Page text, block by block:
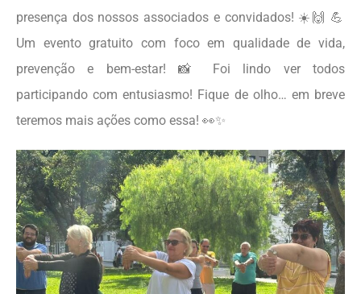
presença dos nossos associados e convidados! ☀️🙌 💪
Um evento gratuito com foco em qualidade de vida,
prevenção e bem-estar! 📸 Foi lindo ver todos
participando com entusiasmo! Fique de olho… em breve
teremos mais ações como essa! 👀✨